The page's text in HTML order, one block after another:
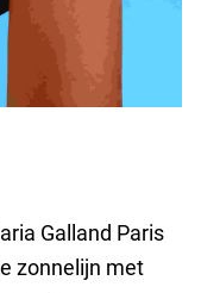
Galland Paris
zonnelijn met